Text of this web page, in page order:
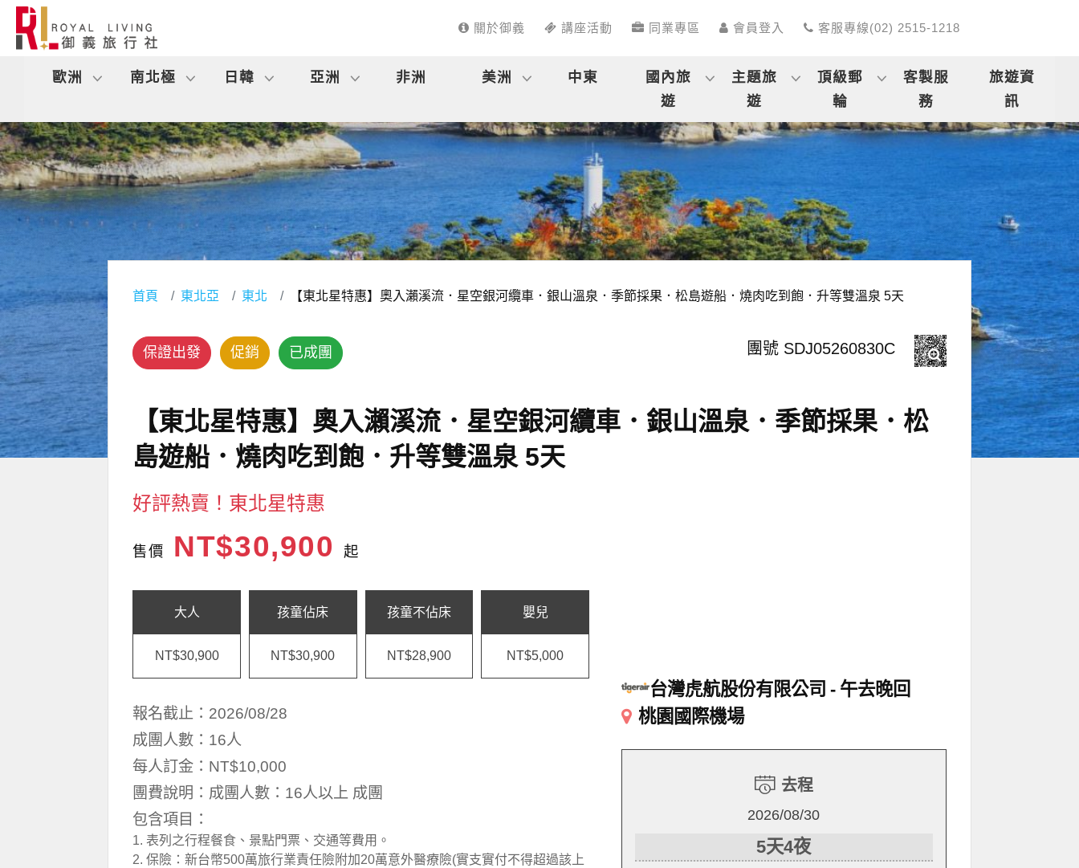
關於御義 講座活動 同業專區 會員登入 客服專線(02) 2515-1218
歐洲 南北極 日韓 亞洲 非洲 美洲 中東
國內旅
遊
主題旅
遊
頂級郵
輪
客製服
務
旅遊資
訊
首頁 東北亞 東北 【東北星特惠】奧入瀨溪流．星空銀河纜車．銀山溫泉．季節採果．松島遊船．燒肉吃到飽．升等雙溫泉 5天
保證出發 促銷 已成團 團號 SDJ05260830C
【東北星特惠】奧入瀨溪流．星空銀河纜車．銀山溫泉．季節採果．松
島遊船．燒肉吃到飽．升等雙溫泉 5天
好評熱賣！東北星特惠
售價 NT$30,900起
大人
NT$30,900
孩童佔床
NT$30,900
孩童不佔床
NT$28,900
嬰兒
NT$5,000
報名截止：2026/08/28
成團人數：16人
每人訂金：NT$10,000
團費說明：成團人數：16人以上 成團
包含項目：
1. 表列之行程餐食、景點門票、交通等費用。
2. 保險：新台幣500萬旅行業責任險附加20萬意外醫療險(實支實付不得超過該上
台灣虎航股份有限公司
午去晚回
桃園國際機場
去程
2026/08/30
5天4夜